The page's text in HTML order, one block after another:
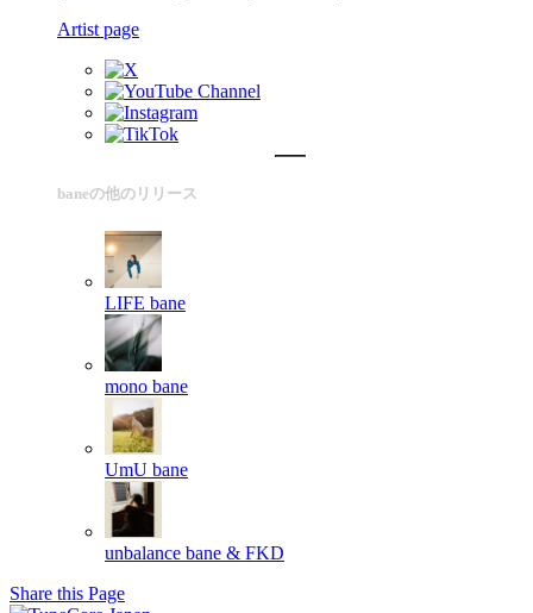
Artist page
baneの他のリリース
LIFE bane
mono bane
UmU bane
unbalance bane & FKD
Share this Page